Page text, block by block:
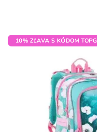
10% ZĽAVA S KÓDOM